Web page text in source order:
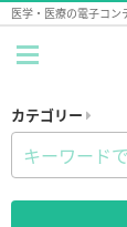
医学・医療の電子コン
カテゴリー